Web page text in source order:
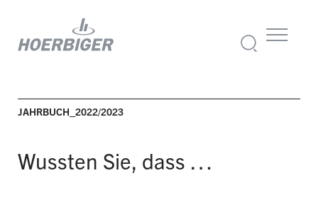
JAHRBUCH_2022/2023
Wussten Sie, dass …